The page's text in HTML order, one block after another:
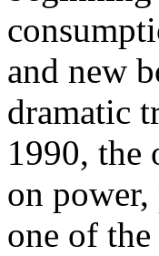
and new
dramatic
1990, the
on
one of